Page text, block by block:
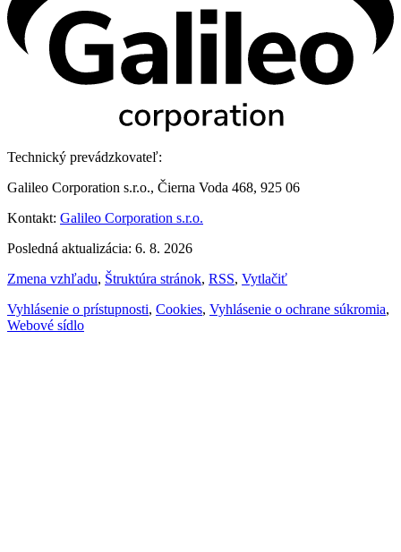
Technický prevádzkovateľ:
Galileo Corporation s.r.o., Čierna Voda 468, 925 06
Kontakt: Galileo Corporation s.r.o.
Posledná aktualizácia: 6. 8. 2026
Zmena vzhľadu, Štruktúra stránok, RSS, Vytlačiť
Vyhlásenie o prístupnosti, Cookies, Vyhlásenie o ochrane súkromia,
Webové sídlo